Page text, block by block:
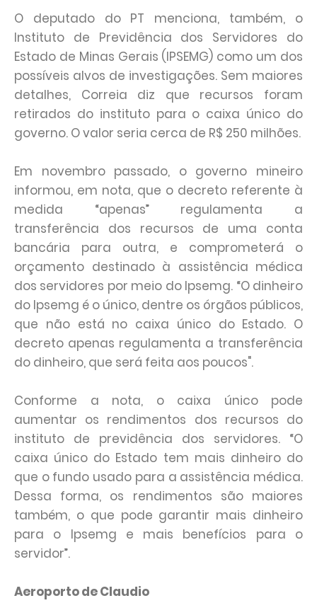
O deputado do PT menciona, também, o
Instituto de Previdência dos Servidores do
Estado de Minas Gerais (IPSEMG) como um dos
possíveis alvos de investigações. Sem maiores
detalhes, Correia diz que recursos foram
retirados do instituto para o caixa único do
governo. O valor seria cerca de R$ 250 milhões.
Em novembro passado, o governo mineiro
informou, em nota, que o decreto referente à
medida “apenas” regulamenta a
transferência dos recursos de uma conta
bancária para outra, e comprometerá o
orçamento destinado à assistência médica
dos servidores por meio do Ipsemg. “O dinheiro
do Ipsemg é o único, dentre os órgãos públicos,
que não está no caixa único do Estado. O
decreto apenas regulamenta a transferência
do dinheiro, que será feita aos poucos".
Conforme a nota, o caixa único pode
aumentar os rendimentos dos recursos do
instituto de previdência dos servidores. “O
caixa único do Estado tem mais dinheiro do
que o fundo usado para a assistência médica.
Dessa forma, os rendimentos são maiores
também, o que pode garantir mais dinheiro
para o Ipsemg e mais benefícios para o
servidor”.
Aeroporto de Claudio